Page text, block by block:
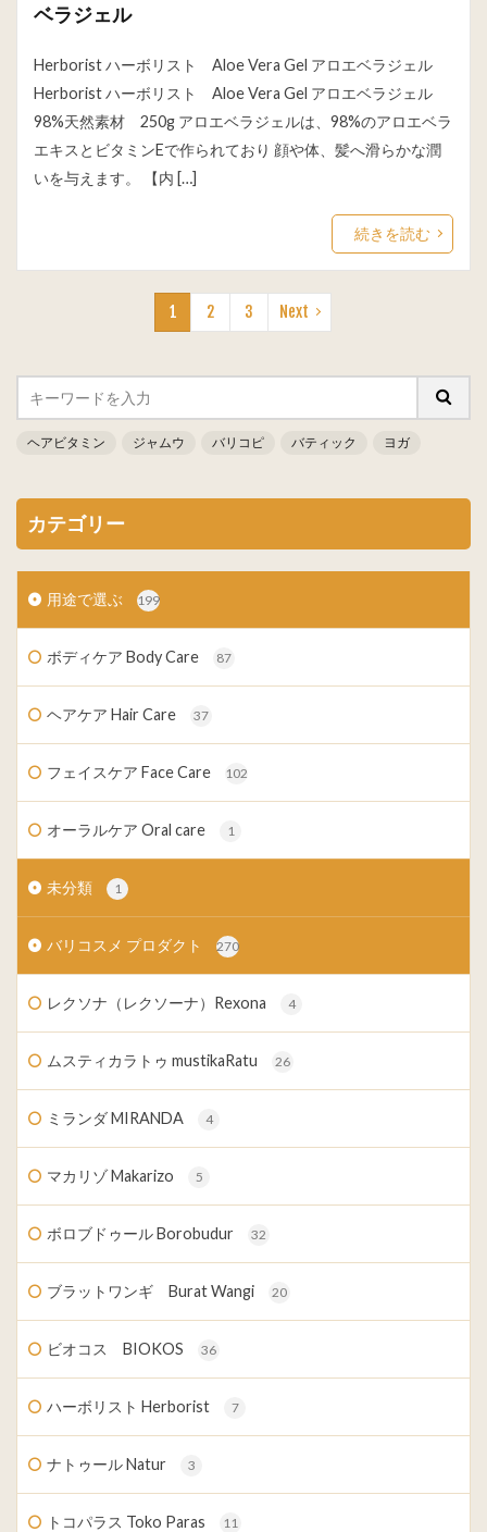
ベラジェル
Herborist ハーボリスト Aloe Vera Gel アロエベラジェル
Herborist ハーボリスト Aloe Vera Gel アロエベラジェル
98%天然素材 250g アロエベラジェルは、98%のアロエベラ
エキスとビタミンEで作られており 顔や体、髪へ滑らかな潤
いを与えます。 【内 […]
続きを読む
1 2 3 Next
ヘアビタミン ジャムウ バリコピ バティック ヨガ
カテゴリー
用途で選ぶ 199
ボディケア Body Care 87
ヘアケア Hair Care 37
フェイスケア Face Care 102
オーラルケア Oral care 1
未分類 1
バリコスメ プロダクト 270
レクソナ（レクソーナ）Rexona 4
ムスティカラトゥ mustikaRatu 26
ミランダ MIRANDA 4
マカリゾ Makarizo 5
ボロブドゥール Borobudur 32
ブラットワンギ Burat Wangi 20
ビオコス BIOKOS 36
ハーボリスト Herborist 7
ナトゥール Natur 3
トコパラス Toko Paras 11